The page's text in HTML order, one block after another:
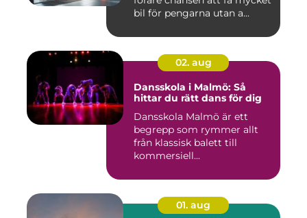
bil för pengarna utan a...
02. aug
Dansskola i Malmö: Så
hittar du rätt dans för dig
Dansskola Malmö är ett
begrepp som rymmer allt
från klassisk balett till
kommersiell...
01. aug